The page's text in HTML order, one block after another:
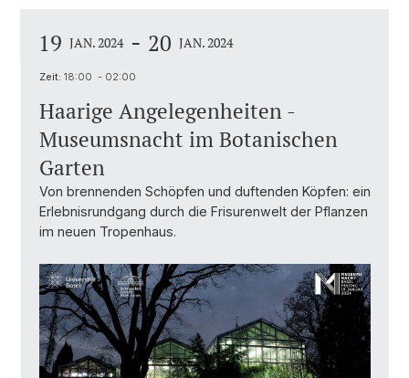
19 JAN. 2024 - 20 JAN. 2024
Zeit: 18:00 - 02:00
Haarige Angelegenheiten -
Museumsnacht im Botanischen
Garten
Von brennenden Schöpfen und duftenden Köpfen: ein
Erlebnisrundgang durch die Frisurenwelt der Pflanzen
im neuen Tropenhaus.